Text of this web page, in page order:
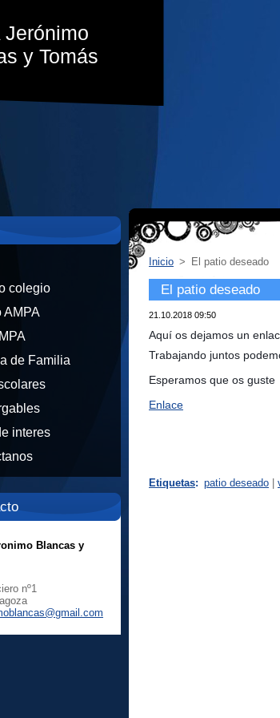
Jerónimo
y Tomás
colegio
AMPA
de Familia
interes
Blancas y
nº1
as@gmail .com
Inicio > El patio deseado
El patio deseado
21.10.2018 09:50
Aquí os dejamos un
Trabajando juntos
Esperamos que os guste
Enlace
Etiquetas: patio deseado